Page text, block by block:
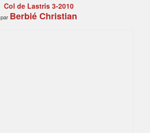
Col de Lastris 3-2010
par Berbié Christian